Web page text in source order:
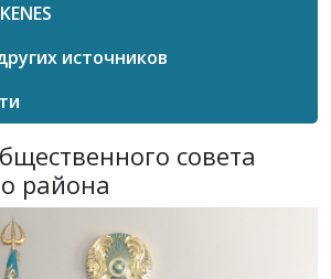
источников
совета
района